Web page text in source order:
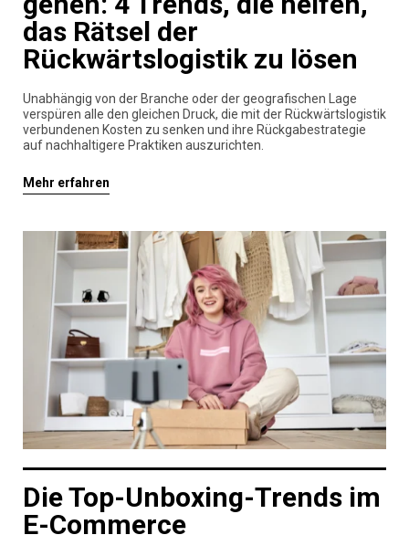
das Rätsel der
Rückwärtslogistik zu lösen
Unabhängig von der Branche oder der geografischen Lage
verspüren alle den gleichen Druck, die mit der Rückwärtslogistik
verbundenen Kosten zu senken und ihre Rückgabestrategie
auf nachhaltigere Praktiken auszurichten.
Mehr erfahren
Die Top-Unboxing-Trends im
E-Commerce